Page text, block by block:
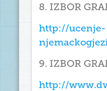
8. IZBOR
http://ucenje-
9. IZBOR
http://